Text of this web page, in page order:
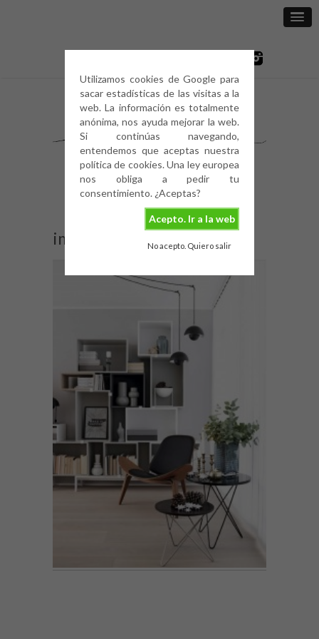
Utilizamos cookies de Google para
sacar estadísticas de las visitas a la
web. La información es totalmente
anónima, nos ayuda mejorar la web.
Si continúas navegando,
entendemos que aceptas nuestra
política de cookies. Una ley europea
nos obliga a pedir tu
consentimiento. ¿Aceptas?
Acepto. Ir a la web
No acepto. Quiero salir
image